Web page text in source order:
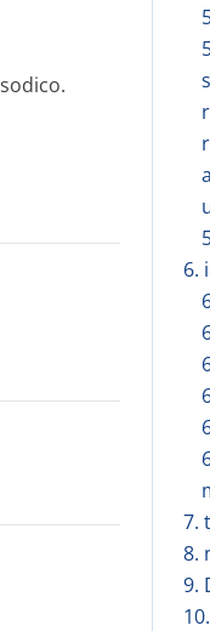
6.
7.
8.
9.
10.